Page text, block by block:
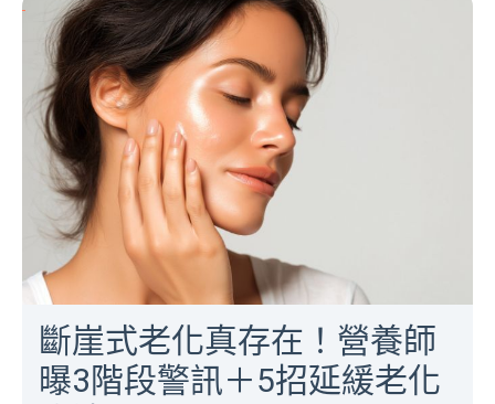
斷崖式老化真存在！營養師
曝3階段警訊＋5招延緩老化